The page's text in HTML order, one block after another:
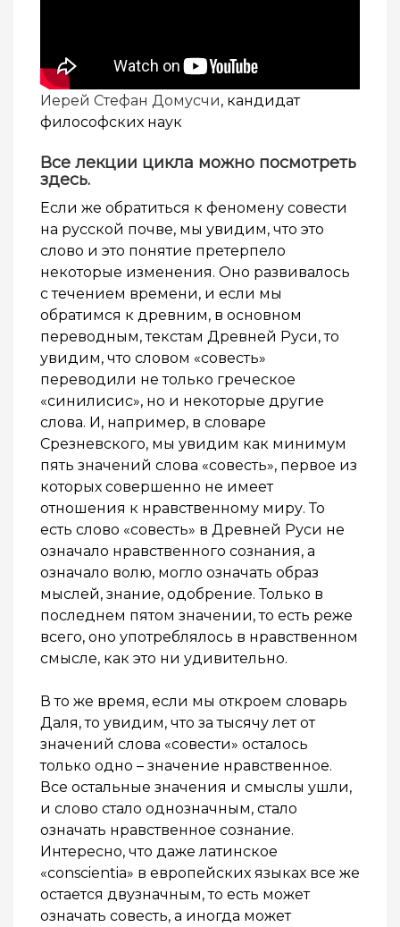
Иерей Стефан Домусчи, кандидат
философских наук
Все лекции цикла можно посмотреть
здесь.
Если же обратиться к феномену совести
на русской почве, мы увидим, что это
слово и это понятие претерпело
некоторые изменения. Оно развивалось
с течением времени, и если мы
обратимся к древним, в основном
переводным, текстам Древней Руси, то
увидим, что словом «совесть»
переводили не только греческое
«синилисис», но и некоторые другие
слова. И, например, в словаре
Срезневского, мы увидим как минимум
пять значений слова «совесть», первое из
которых совершенно не имеет
отношения к нравственному миру. То
есть слово «совесть» в Древней Руси не
означало нравственного сознания, а
означало волю, могло означать образ
мыслей, знание, одобрение. Только в
последнем пятом значении, то есть реже
всего, оно употреблялось в нравственном
смысле, как это ни удивительно.
В то же время, если мы откроем словарь
Даля, то увидим, что за тысячу лет от
значений слова «совести» осталось
только одно – значение нравственное.
Все остальные значения и смыслы ушли,
и слово стало однозначным, стало
означать нравственное сознание.
Интересно, что даже латинское
«conscientia» в европейских языках все же
остается двузначным, то есть может
означать совесть, а иногда может